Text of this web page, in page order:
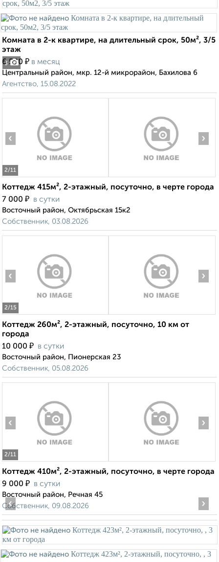
3
Комната в 2-к квартире, на длительный срок, 50м², 3/5
этаж
6 500 ₽ в месяц
Центральный район, мкр. 12-й микрорайон, Бахилова 6
Агентство, 15.08.2022
2/11
‹ ›
Коттедж 415м², 2-этажный, посуточно, в черте города
7 000 ₽ в сутки
Восточный район, Октябрьская 15к2
Собственник, 03.08.2026
2/15
‹ ›
Коттедж 260м², 2-этажный, посуточно, 10 км от
города
10 000 ₽ в сутки
Восточный район, Пионерская 23
Собственник, 05.08.2026
2/11
‹ ›
Коттедж 410м², 2-этажный, посуточно, в черте города
9 000 ₽ в сутки
Восточный район, Речная 45
Собственник, 09.08.2026
‹ ›